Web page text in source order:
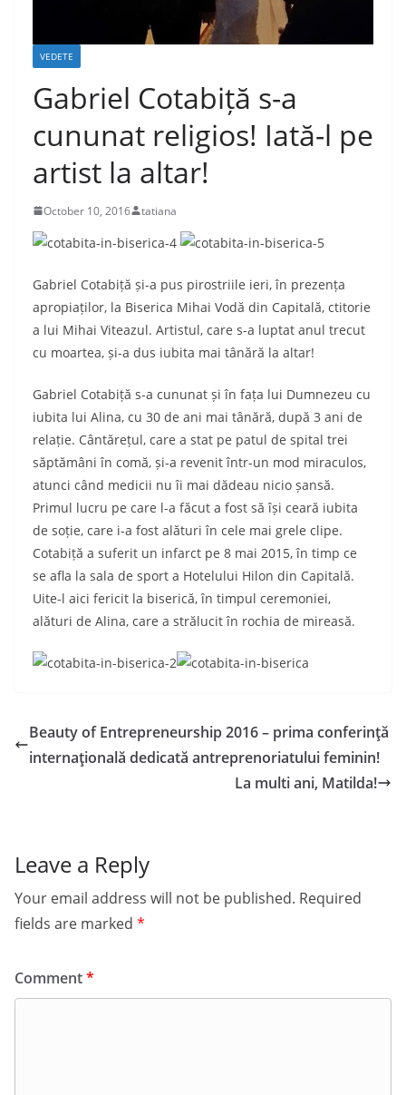
VEDETE
Gabriel Cotabiță s-a
cununat religios! Iată-l pe
artist la altar!
October 10, 2016 tatiana
Gabriel Cotabiță și-a pus pirostriile ieri, în prezența
apropiaților, la Biserica Mihai Vodă din Capitală, ctitorie
a lui Mihai Viteazul. Artistul, care s-a luptat anul trecut
cu moartea, și-a dus iubita mai tânără la altar!
Gabriel Cotabiță s-a cununat și în fața lui Dumnezeu cu
iubita lui Alina, cu 30 de ani mai tânără, după 3 ani de
relație. Cântărețul, care a stat pe patul de spital trei
săptămâni în comă, și-a revenit într-un mod miraculos,
atunci când medicii nu îi mai dădeau nicio șansă.
Primul lucru pe care l-a făcut a fost să își ceară iubita
de soție, care i-a fost alături în cele mai grele clipe.
Cotabiță a suferit un infarct pe 8 mai 2015, în timp ce
se afla la sala de sport a Hotelului Hilon din Capitală.
Uite-l aici fericit la biserică, în timpul ceremoniei,
alături de Alina, care a strălucit în rochia de mireasă.
Beauty of Entrepreneurship 2016 – prima conferinţă
internaţională dedicată antreprenoriatului feminin!
La multi ani, Matilda!
Leave a Reply
Your email address will not be published. Required
fields are marked *
Comment*